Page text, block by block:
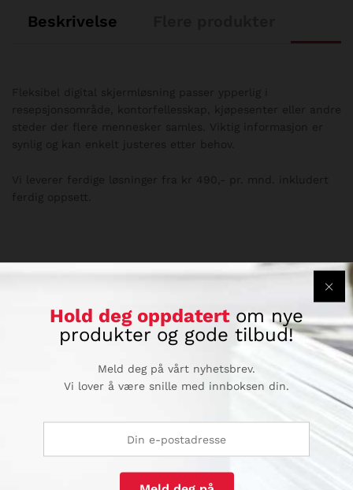
Beskrivelse
Relaterte produkter
Hold deg oppdatert om nye
produkter og gode tilbud!
Meld deg på vårt nyhetsbrev.
Vi lover å være snille med innboksen din.